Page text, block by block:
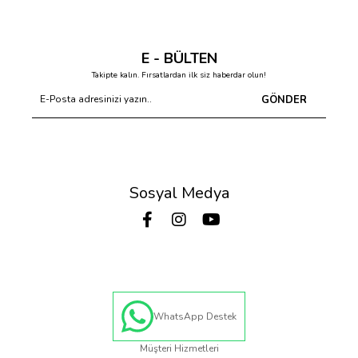
E - BÜLTEN
Takipte kalın. Fırsatlardan ilk siz haberdar olun!
GÖNDER
Sosyal Medya
WhatsApp Destek
Müşteri Hizmetleri